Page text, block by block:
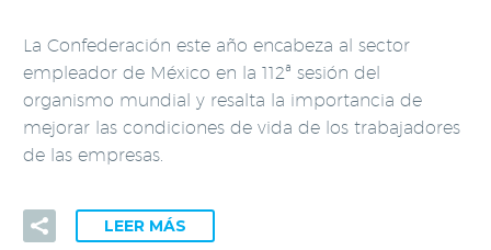
La Confederación este año encabeza al sector
empleador de México en la 112ª sesión del
organismo mundial y resalta la importancia de
mejorar las condiciones de vida de los trabajadores
de las empresas.
LEER MÁS